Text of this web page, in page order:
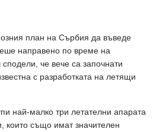
план на Сърбия да въведе
направено по време на
че вече са започнати
с разработката на летящи
най-малко три летателни апарата
които също имат значителен